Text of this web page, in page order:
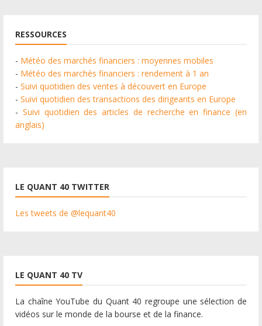
RESSOURCES
- Météo des marchés financiers : moyennes mobiles
- Météo des marchés financiers : rendement à 1 an
- Suivi quotidien des ventes à découvert en Europe
- Suivi quotidien des transactions des dirigeants en Europe
- Suivi quotidien des articles de recherche en finance (en
anglais)
LE QUANT 40 TWITTER
Les tweets de @lequant40
LE QUANT 40 TV
La chaîne YouTube du Quant 40 regroupe une sélection de
vidéos sur le monde de la bourse et de la finance.